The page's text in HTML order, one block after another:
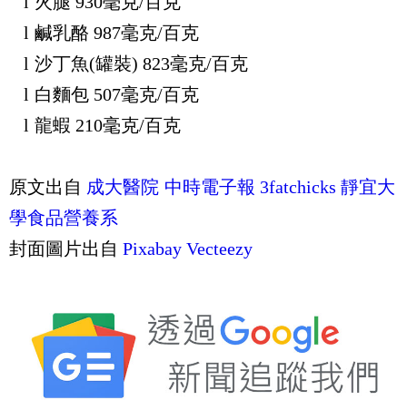
l 鹹乳酪 987毫克/百克
l 沙丁魚(罐裝) 823毫克/百克
l 白麵包 507毫克/百克
l 龍蝦 210毫克/百克
原文出自 成大醫院 中時電子報 3fatchicks 靜宜大
學食品營養系
封面圖片出自 Pixabay Vecteezy